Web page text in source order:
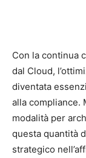
Con la continua
dal Cloud,
diventata
alla compliance.
modalità per
questa quantità
strategico